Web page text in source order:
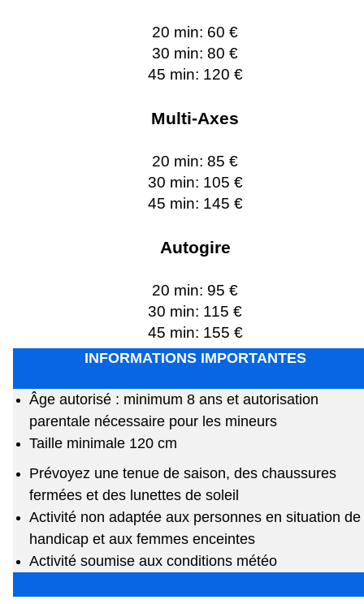
20 min: 60 €
30 min: 80 €
45 min: 120 €
Multi-Axes
20 min: 85 €
30 min: 105 €
45 min: 145 €
Autogire
20 min: 95 €
30 min: 115 €
45 min: 155 €
INFORMATIONS IMPORTANTES
Âge autorisé : minimum 8 ans et autorisation
parentale nécessaire pour les mineurs
Taille minimale 120 cm
Prévoyez une tenue de saison, des chaussures
fermées et des lunettes de soleil
Activité non adaptée aux personnes en situation de
handicap et aux femmes enceintes
Activité soumise aux conditions météo